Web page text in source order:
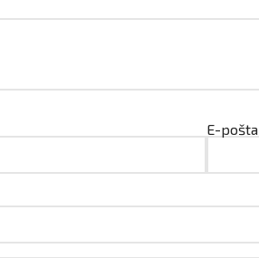
E-pošta